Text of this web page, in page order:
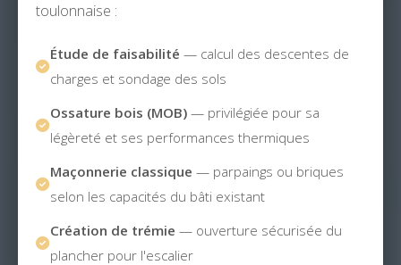
toulonnaise :
Étude de faisabilité — calcul des descentes de
charges et sondage des sols
Ossature bois (MOB) — privilégiée pour sa
légèreté et ses performances thermiques
Maçonnerie classique — parpaings ou briques
selon les capacités du bâti existant
Création de trémie — ouverture sécurisée du
plancher pour l'escalier